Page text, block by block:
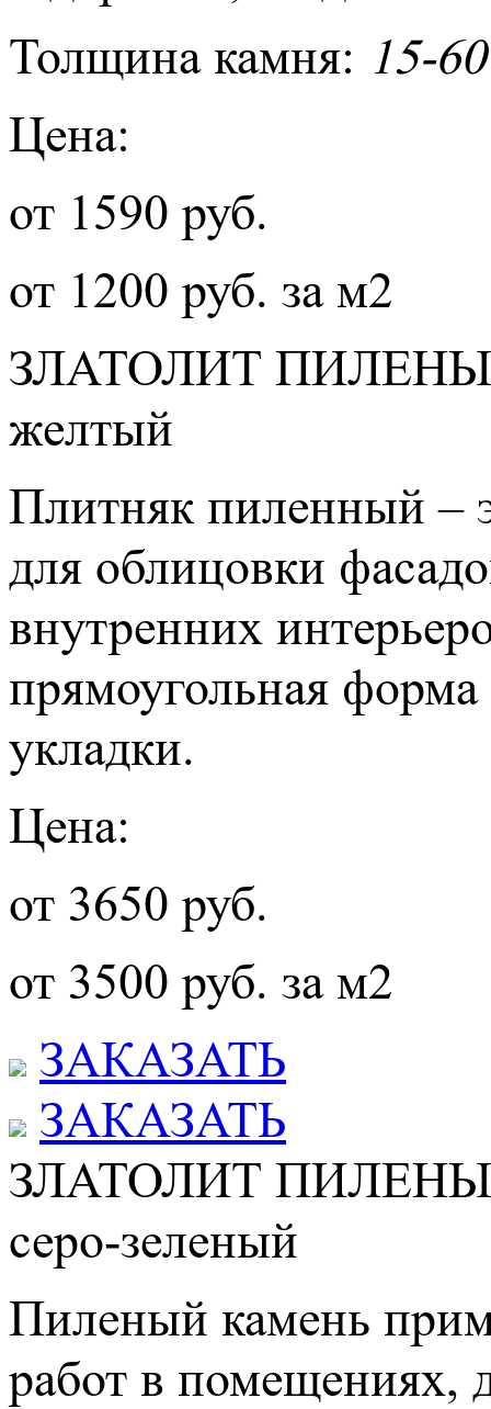
Толщина камня: 15-
Цена:
от 1590 руб.
от 1200 руб. за м2
ЗЛАТОЛИТ
желтый
Плитняк пиленный –
для облицовки
внутренних
прямоугольная форма
укладки.
Цена:
от 3650 руб.
от 3500 руб. за м2
ЗАКАЗАТЬ
ЗАКАЗАТЬ
ЗЛАТОЛИТ
серо-зеленый
Пиленый камень
работ в помещениях,